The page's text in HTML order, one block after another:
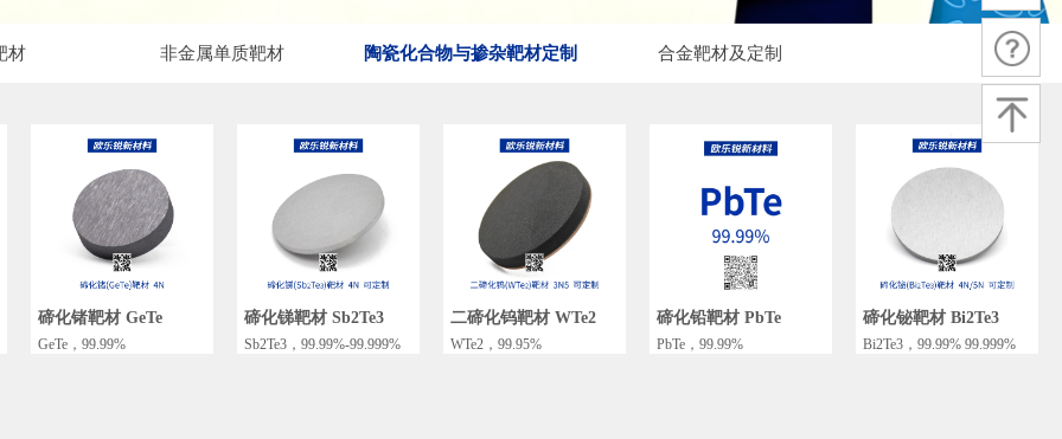
材 非金属单质靶材 陶瓷化合物与掺杂靶材定制 合金靶材及定制
碲化锗靶材 GeTe
GeTe，99.99%
碲化锑靶材 Sb2Te3
Sb2Te3，99.99%-99.999%
二碲化钨靶材 WTe2
WTe2，99.95%
碲化铅靶材 PbTe
PbTe，99.99%
碲化铋靶材 Bi2Te3
Bi2Te3，99.99% 99.999%